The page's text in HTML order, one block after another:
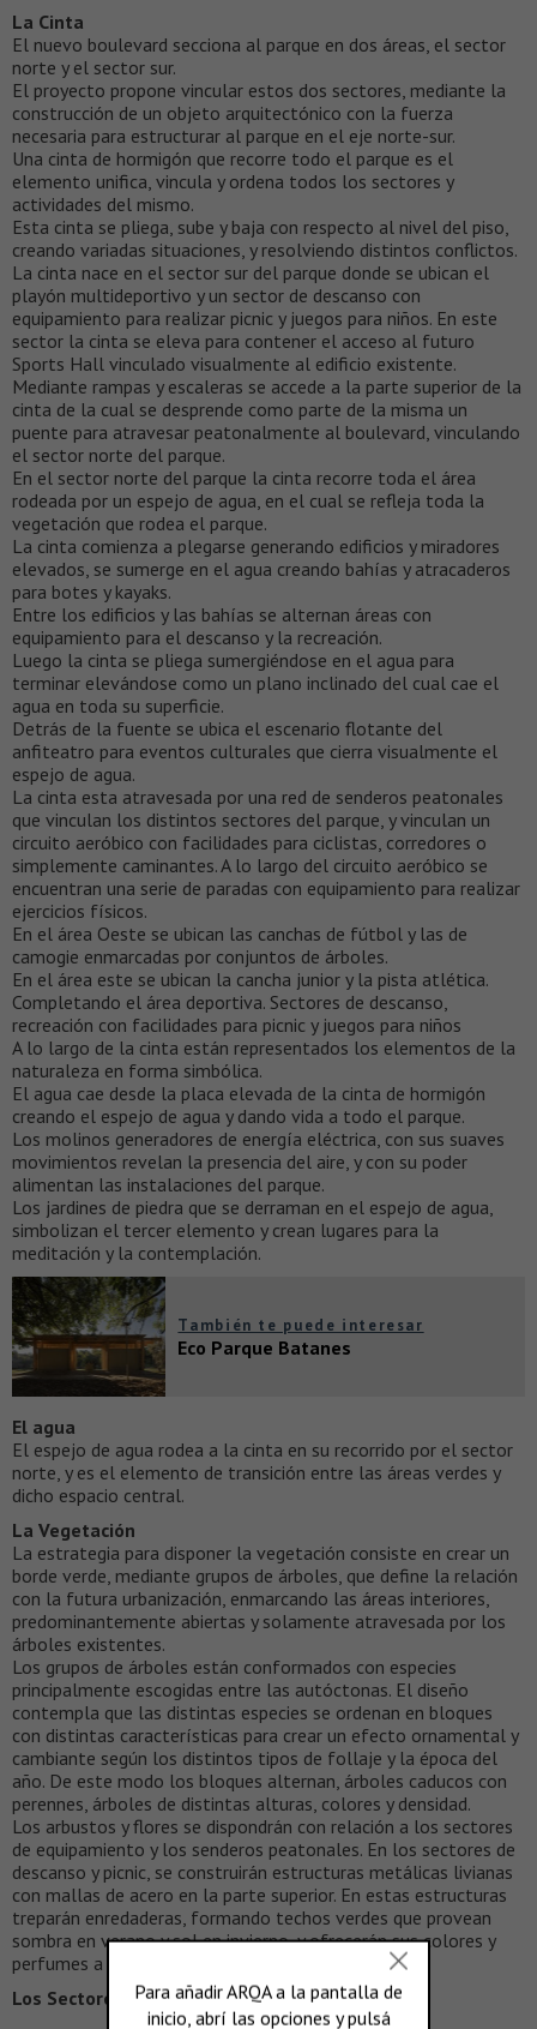
La Cinta
El nuevo boulevard secciona al parque en dos áreas, el sector
norte y el sector sur.
El proyecto propone vincular estos dos sectores, mediante la
construcción de un objeto arquitectónico con la fuerza
necesaria para estructurar al parque en el eje norte-sur.
Una cinta de hormigón que recorre todo el parque es el
elemento unifica, vincula y ordena todos los sectores y
actividades del mismo.
Esta cinta se pliega, sube y baja con respecto al nivel del piso,
creando variadas situaciones, y resolviendo distintos conflictos.
La cinta nace en el sector sur del parque donde se ubican el
playón multideportivo y un sector de descanso con
equipamiento para realizar picnic y juegos para niños. En este
sector la cinta se eleva para contener el acceso al futuro
Sports Hall vinculado visualmente al edificio existente.
Mediante rampas y escaleras se accede a la parte superior de la
cinta de la cual se desprende como parte de la misma un
puente para atravesar peatonalmente al boulevard, vinculando
el sector norte del parque.
En el sector norte del parque la cinta recorre toda el área
rodeada por un espejo de agua, en el cual se refleja toda la
vegetación que rodea el parque.
La cinta comienza a plegarse generando edificios y miradores
elevados, se sumerge en el agua creando bahías y atracaderos
para botes y kayaks.
Entre los edificios y las bahías se alternan áreas con
equipamiento para el descanso y la recreación.
Luego la cinta se pliega sumergiéndose en el agua para
terminar elevándose como un plano inclinado del cual cae el
agua en toda su superficie.
Detrás de la fuente se ubica el escenario flotante del
anfiteatro para eventos culturales que cierra visualmente el
espejo de agua.
La cinta esta atravesada por una red de senderos peatonales
que vinculan los distintos sectores del parque, y vinculan un
circuito aeróbico con facilidades para ciclistas, corredores o
simplemente caminantes. A lo largo del circuito aeróbico se
encuentran una serie de paradas con equipamiento para realizar
ejercicios físicos.
En el área Oeste se ubican las canchas de fútbol y las de
camogie enmarcadas por conjuntos de árboles.
En el área este se ubican la cancha junior y la pista atlética.
Completando el área deportiva. Sectores de descanso,
recreación con facilidades para picnic y juegos para niños
A lo largo de la cinta están representados los elementos de la
naturaleza en forma simbólica.
El agua cae desde la placa elevada de la cinta de hormigón
creando el espejo de agua y dando vida a todo el parque.
Los molinos generadores de energía eléctrica, con sus suaves
movimientos revelan la presencia del aire, y con su poder
alimentan las instalaciones del parque.
Los jardines de piedra que se derraman en el espejo de agua,
simbolizan el tercer elemento y crean lugares para la
meditación y la contemplación.
También te puede interesar
Eco Parque Batanes
El agua
El espejo de agua rodea a la cinta en su recorrido por el sector
norte, y es el elemento de transición entre las áreas verdes y
dicho espacio central.
La Vegetación
La estrategia para disponer la vegetación consiste en crear un
borde verde, mediante grupos de árboles, que define la relación
con la futura urbanización, enmarcando las áreas interiores,
predominantemente abiertas y solamente atravesada por los
árboles existentes.
Los grupos de árboles están conformados con especies
principalmente escogidas entre las autóctonas. El diseño
contempla que las distintas especies se ordenan en bloques
con distintas características para crear un efecto ornamental y
cambiante según los distintos tipos de follaje y la época del
año. De este modo los bloques alternan, árboles caducos con
perennes, árboles de distintas alturas, colores y densidad.
Los arbustos y flores se dispondrán con relación a los sectores
de equipamiento y los senderos peatonales. En los sectores de
descanso y picnic, se construirán estructuras metálicas livianas
con mallas de acero en la parte superior. En estas estructuras
treparán enredaderas, formando techos verdes que provean
sombra en verano y sol en invierno, y ofrecerán sus colores y
perfumes a los visitantes.
Los Sectores